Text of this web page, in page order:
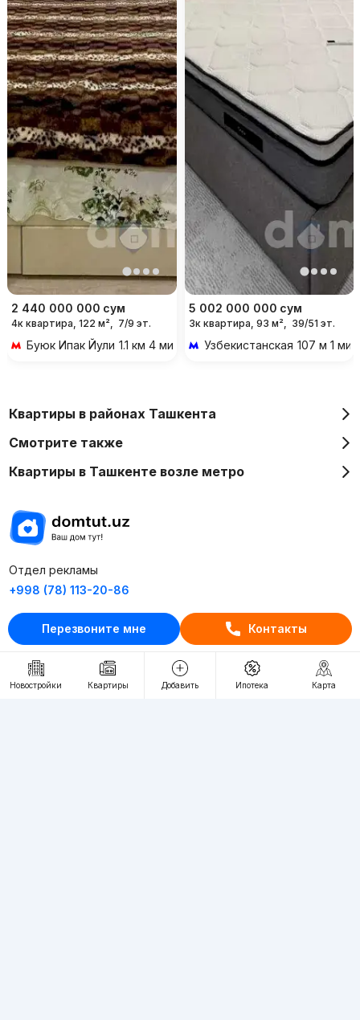
Перезвоните мне Контакты
2 440 000 000 сум
4к квартира, 122 м², 7/9 эт.
Буюк Ипак Йули 1.1 км 4 мин на транспорте
5 002 000 000 сум
3к квартира, 93 м², 39/51 эт.
Узбекистанская 107 м 1
Новостройки Квартиры Добавить Ипотека Карта
Квартиры в районах Ташкента
Смотрите также
Квартиры в Ташкенте возле метро
Отдел рекламы
+998 (78) 113-20-86
+998 (93) 390-30-10
Пн-Пт. С 9:30 до 18:00
RU UZ